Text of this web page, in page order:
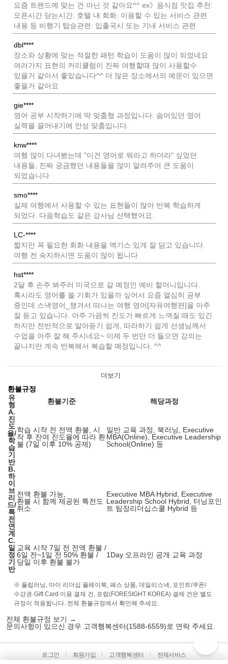
요즘 트렌드에 맞는 건 아닌 것 같아요^^ ex》음식점 맛집 추천:
오픈시간 닫는시간. 호텔 내 회화: 이용할 수 있는 서비스 관련
내용 등 비행기 탑승관련: 입출국시 또는 기내 서비스 관련
dbl****
장소와 상황에 맞는 적절한 패턴 학습이 도움이 많이 되었네요
여러가지 표현의 커리큘럼이 진짜 여행할때 많이 사용할수
있을거 같아서 좋았습니다^^ 더 많은 장소에서의 예문이 있으면
좋을거 같아요
gie****
영어 공부 시작하기에 딱 맞춤형 과정입니다. 숨어있던 영어
실력을 끌어내기에 안성 맞춤입니다.
knw****
여행 많이 다녀봤는데 "이건 영어로 뭐라고 하더라" 싶었던
내용들, 진짜 궁금했던 내용들을 많이 알려주어 큰 도움이
되었습니다
smo****
실제 여행에서 사용할 수 있는 표현들이 많아 반복 학습하게
되었다. 다음학습도 같은 강사님 선택했어요.
LC-****
짧지만 꼭 필요한 회화 내용을 엑기스 있게 잘 담고 있습니다.
여행 전 숙지하시면 도움이 많이 됩니다
hst****
2달 후 손주 봐주러 미국으로 갈 예정인 예비 할머니입니다.
혹시라도 영어를 쓸 기회가 있을까 싶어서 요즘 열심히 공부
중인데 스낵영어_챙겨서 떠나는 여행 영어[자유여행편]을 아주
잘 듣고 있습니다. 아주 가끔씩 진도가 빠르게 느껴질 때도 있긴
하지만 전반적으로 알아듣기 쉽게, 따라하기 쉽게 선생님께서
수업을 아주 잘 해 주시네요~ 이제 두 번만 더 들으면 강의는
끝나지만 계속 반복해서 복습할 예정입니다. ^^
더보기
환불규정
유
형
환불기준
해당과정
A.
진
도
율/
학
습
기
반
학습 시작 전 전액 환불, 시
작 후 잔여 진도율에 따라 환
불 (7일 이후 10% 공제)
일반 교육 과정, 북러닝, Executive
MBA(Online), Executive Leadership
School(Online) 등
B.
하
이
브
리
드/
특
전
연
계
전액 환불 가능,
환불 시 함께 제공된 특전도
취소
Executive MBA Hybrid, Executive
Leadership School Hybrid, 터닝포인
트 팀장리더십스쿨 Hybrid 등
C.
일
정
기
반
교육 시작 7일 전 전액 환불 /
6일 전~1일 전 50% 환불 /
당일 이후 환불 불가
1Day 오프라인 공개 교육 과정
※ 플립러닝, 마이 리더십 플레이북, 패스 상품, 데일리스낵, 포인트/쿠폰/
수강권·Gift Card 이용 결제 건, 포럼(FORESIGHT KOREA) 결제 건은 별도
규정이 적용됩니다. 전체 환불규정에서 확인해 주세요.
전체 환불규정 보기 →
문의사항이 있으신 경우 고객행복센터(1588-6559)로 연락 주세요.
로그인 회원가입 고객행복센터 전체서비스